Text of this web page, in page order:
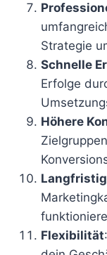
Strategie
Schnelle
Erfolge
Höhere
Flexibilität